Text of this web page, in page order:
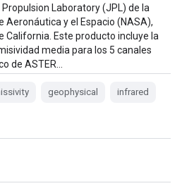
Laboratory (JPL) de la
Aeronáutica y el Espacio (NASA),
California. Este producto incluye la
media para los 5 canales
de ASTER…
geophysical infrared